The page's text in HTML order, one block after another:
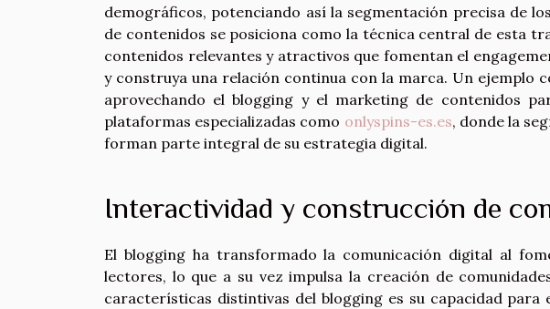
demográficos, potenciando así la segmentación precisa de
de contenidos se posiciona como la técnica central de esta
contenidos relevantes y atractivos que fomentan el
y construya una relación continua con la marca. Un ejemplo
aprovechando el blogging y el marketing de contenidos
plataformas especializadas como onlyspins-es.es, donde la
forman parte integral de su estrategia digital.
Interactividad y construcción de
El blogging ha transformado la comunicación digital al
lectores, lo que a su vez impulsa la creación de
características distintivas del blogging es su capacidad para